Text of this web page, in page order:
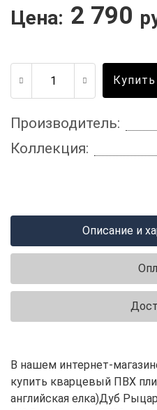
Цена: 2 790
Купить
Производитель:
Коллекция:
Описание и
В нашем интернет-
купить кварцевый ПВХ
английская елка)Дуб